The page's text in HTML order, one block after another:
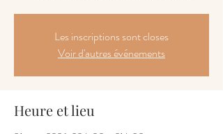
Les inscriptions sont closes
Voir d'autres événements
Heure et lieu